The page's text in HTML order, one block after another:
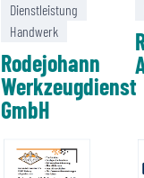
Dienstleistung
Handwerk
Rodejohann
Werkzeugdienst
GmbH